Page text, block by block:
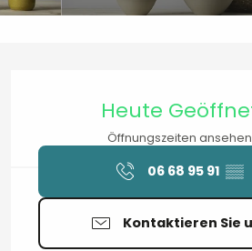
Öffnungszeiten &
Heute
Öffnungszeiten ansehen
06 68 95 91 ▒▒
Kontaktieren Sie